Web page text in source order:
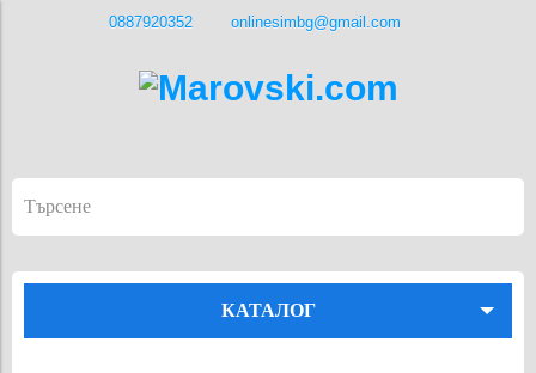
0887920352 onlinesimbg@gmail.com
КАТАЛОГ